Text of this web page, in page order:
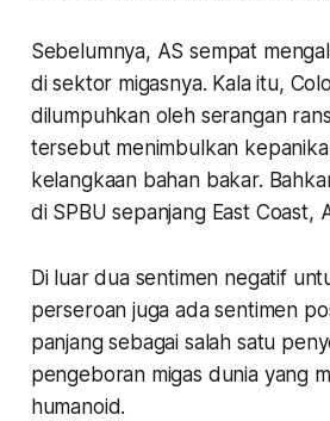
Sebelumnya, AS sempat
di sektor migasnya. Kala itu,
dilumpuhkan oleh serangan
tersebut menimbulkan
kelangkaan bahan bakar.
di SPBU sepanjang East Coast,
Di luar dua sentimen negatif
perseroan juga ada sentimen
panjang sebagai salah satu
pengeboran migas dunia yang
humanoid.